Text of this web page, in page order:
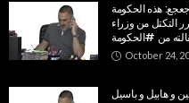
هذه الحكومة
التكتل من وزراء
من #الحكومة
October 24,